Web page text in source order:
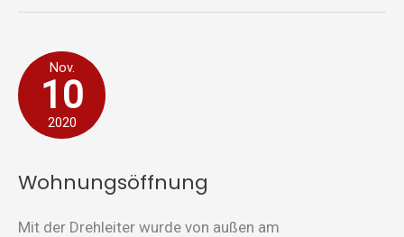
Nov.
10
2020
Wohnungsöffnung
Mit der Drehleiter wurde von außen am
Wohnungsöffnung